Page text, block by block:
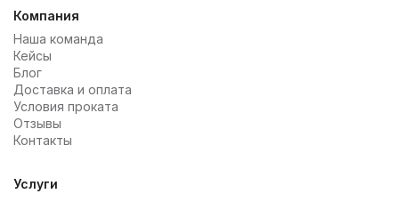
Компания
Наша команда
Кейсы
Блог
Доставка и оплата
Условия проката
Отзывы
Контакты
Услуги